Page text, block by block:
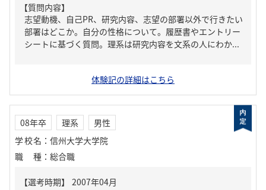
【質問内容】
志望動機、自己PR、研究内容、志望の部署以外で行きたい
部署はどこか。自分の性格について。履歴書やエントリー
シートに基づく質問。理系は研究内容を文系の人にわか...
体験記の詳細はこちら
08年卒 理系
男性
学校名 ： 信州大学大学院
職種 ： 総合職